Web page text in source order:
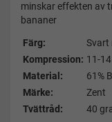
minskar effekten av
bananer
Färg:
Svart
Kompression: 11-
Material:
61%
Märke:
Zent
Tvättråd:
40